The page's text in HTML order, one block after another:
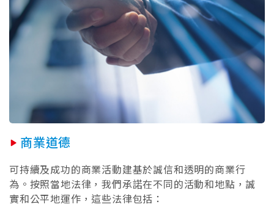
商業道德
可持續及成功的商業活動建基於誠信和透明的商業行
為。按照當地法律，我們承諾在不同的活動和地點，誠
實和公平地運作，這些法律包括：